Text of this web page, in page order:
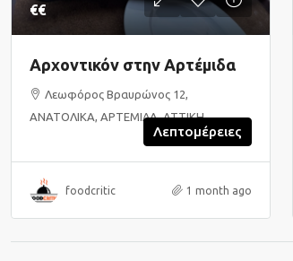
€€
Αρχοντικόν στην Αρτέμιδα
Λεωφόρος Βραυρώνος 12,
ΑΝΑΤΟΛΙΚΑ, ΑΡΤΕΜΙΔΑ, ΑΤΤΙΚΗ
Λεπτομέρειες
foodcritic 1 month ago